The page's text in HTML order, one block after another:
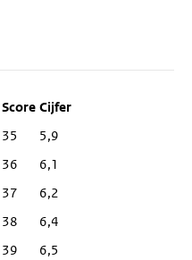
35
5,9
36
6,1
37
6,2
38
6,4
39
6,5